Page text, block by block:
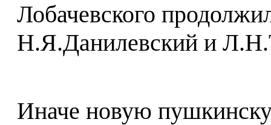
Лобачевского
Н.Я.Данилевский и
Иначе новую